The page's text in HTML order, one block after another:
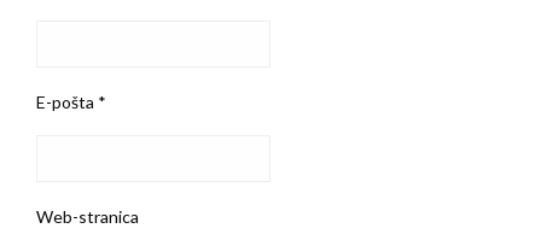
E-pošta *
Web-stranica